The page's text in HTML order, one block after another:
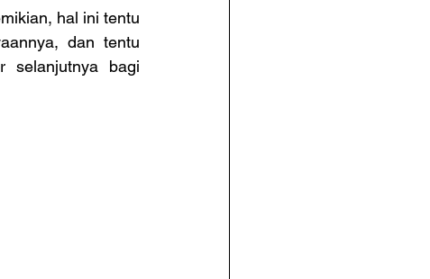
hal ini tentu
dan tentu
selanjutnya bagi